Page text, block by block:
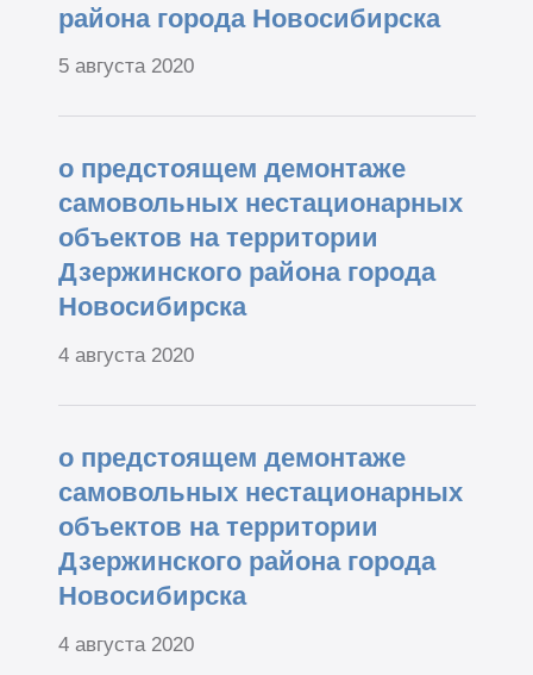
района города Новосибирска
5 августа 2020
о предстоящем демонтаже
самовольных нестационарных
объектов на территории
Дзержинского района города
Новосибирска
4 августа 2020
о предстоящем демонтаже
самовольных нестационарных
объектов на территории
Дзержинского района города
Новосибирска
4 августа 2020